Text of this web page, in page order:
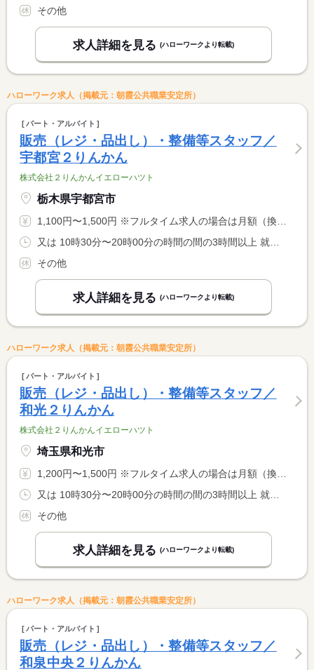
その他
求人詳細を見る (ハローワークより転載)
ハローワーク求人（掲載元：朝霞公共職業安定所）
パート・アルバイト
販売（レジ・品出し）・整備等スタッフ／
宇都宮２りんかん
株式会社２りんかんイエローハツト
栃木県宇都宮市
1,100円〜1,500円 ※フルタイム求人の場合は月額（換算額）、パート求人の場合は時間額を表示しています。
その他
求人詳細を見る (ハローワークより転載)
ハローワーク求人（掲載元：朝霞公共職業安定所）
パート・アルバイト
販売（レジ・品出し）・整備等スタッフ／
和光２りんかん
株式会社２りんかんイエローハツト
埼玉県和光市
1,200円〜1,500円 ※フルタイム求人の場合は月額（換算額）、パート求人の場合は時間額を表示しています。
その他
求人詳細を見る (ハローワークより転載)
ハローワーク求人（掲載元：朝霞公共職業安定所）
パート・アルバイト
販売（レジ・品出し）・整備等スタッフ／
和泉中央２りんかん